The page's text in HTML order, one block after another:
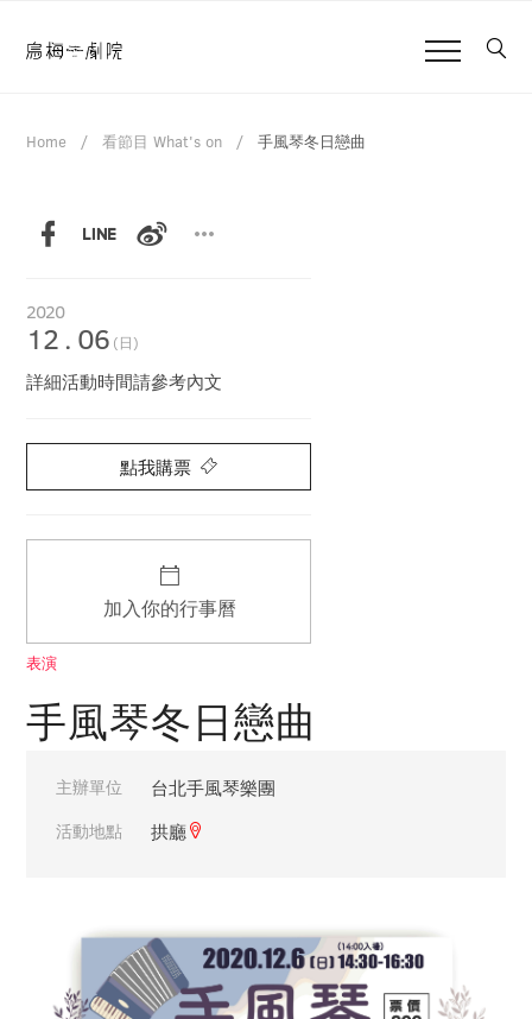
Home 看節目 What's on 手風琴冬日戀曲
2020
12 . 06 (日)
詳細活動時間請參考內文
加入你的行事曆
表演
手風琴冬日戀曲
主辦單位 台北手風琴樂團
活動地點 拱廳